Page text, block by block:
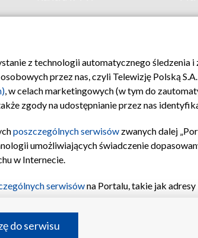
Moje zgody Pomoc
z technologii automatycznego śledzenia
przez nas, czyli Telewizję Polską
, w celach marketingowych (w tym do
zgody na udostępnianie przez nas
poszczególnych serwisów zwanych dalej
umożliwiających świadczenie
w Internecie.
serwisówna Portalu, takie jak
informacji na urządzeniu lub dostęp do
treści, wyboru
do serwisu